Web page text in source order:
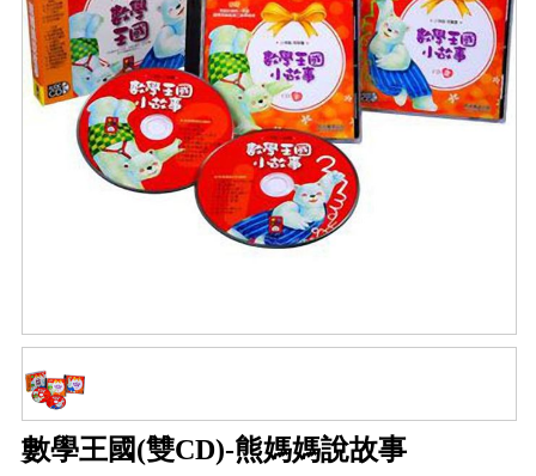
如需更改或重開發票 需在訂單成立三天內通知客服 寄回發票需附上回郵郵票
老師您好!!幼教會員火熱招募中~
海外購物免煩惱！點我查看『海外購物流程說明』
數學王國(雙CD)-熊媽媽說故事